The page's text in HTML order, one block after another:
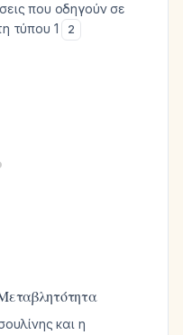
που οδηγούν σε
τύπου 1
2
και η